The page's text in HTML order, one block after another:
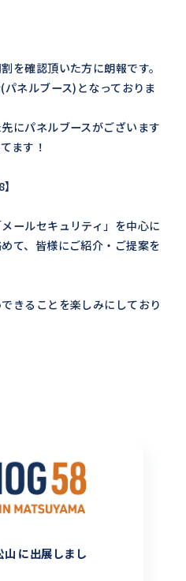
を確認頂いた方に朗報です。
ネルブース)となっておりま
にパネルブースがございます
ます！
ールセキュリティ」を中心に
て、皆様にご紹介・ご提案を
きることを楽しみにしており
に出展しまし